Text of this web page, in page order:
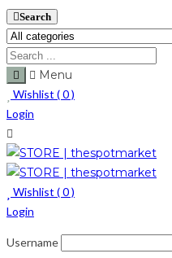
Search
Menu
Wishlist (0)
Login
Wishlist (0)
Login
Username